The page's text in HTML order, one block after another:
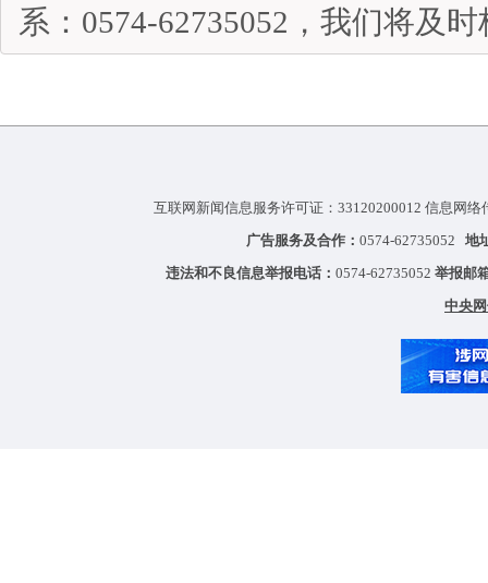
系：0574-62735052，我们将及
互联网新闻信息服务许可证：33120200012 信息网
广告服务及合作： 0574-62735052 地
违法和不良信息举报电话： 0574-62735052 举报邮
中央